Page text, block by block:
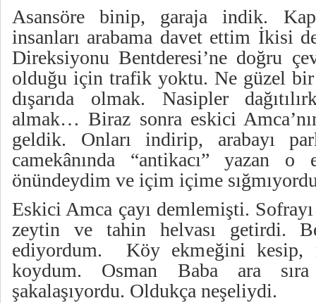
Asansöre binip, garaja indik.
insanları arabama davet ettim İkisi
Direksiyonu Bentderesi’ne doğru
olduğu için trafik yoktu. Ne güzel bir
dışarıda olmak. Nasipler
almak… Biraz sonra eskici
geldik. Onları indirip, arabayı
camekânında “antikacı” yazan o
önündeydim ve içim içime
Eskici Amca çayı demlemişti.
zeytin ve tahin helvası getirdi.
ediyordum. Köy ekmeğini kesip,
koydum. Osman Baba ara
şakalaşıyordu. Oldukça neşeliydi.